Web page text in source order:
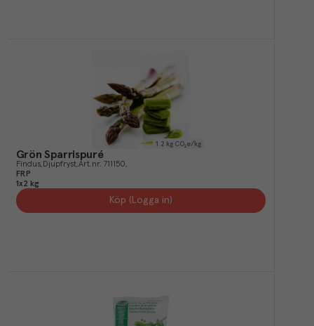
1.2 kg CO₂e/kg
Grön Sparrispuré
Findus Djupfryst Art.nr. 711150
FRP
1x2 kg
Köp (Logga in)